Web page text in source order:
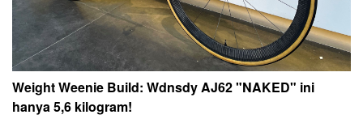
Weight Weenie Build: Wdnsdy AJ62 "NAKED" ini
hanya 5,6 kilogram!